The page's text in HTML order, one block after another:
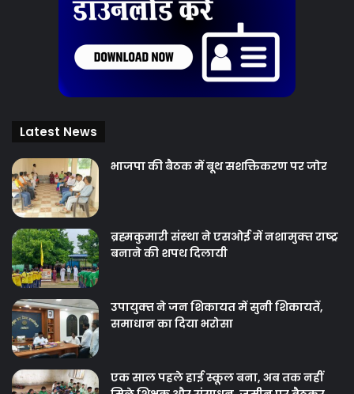
Latest News
भाजपा की बैठक में बूथ सशक्तिकरण पर जोर
ब्रह्मकुमारी संस्‍था ने एसओई में नशामुक्‍त राष्‍ट्र
बनाने की शपथ दिलायी
उपायुक्‍त ने जन शिकायत में सुनी शिकायतें,
समाधान का दिया भरोसा
एक साल पहले हाई स्कूल बना, अब तक नहीं